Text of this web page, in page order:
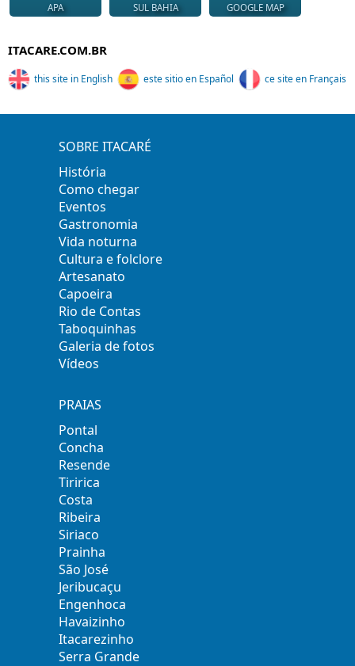
APA SUL BAHIA GOOGLE MAP
ITACARE.COM.BR
this site in English este sitio en Español ce site en Français
SOBRE ITACARÉ
História
Como chegar
Eventos
Gastronomia
Vida noturna
Cultura e folclore
Artesanato
Capoeira
Rio de Contas
Taboquinhas
Galeria de fotos
Vídeos
PRAIAS
Pontal
Concha
Resende
Tiririca
Costa
Ribeira
Siriaco
Prainha
São José
Jeribucaçu
Engenhoca
Havaizinho
Itacarezinho
Serra Grande